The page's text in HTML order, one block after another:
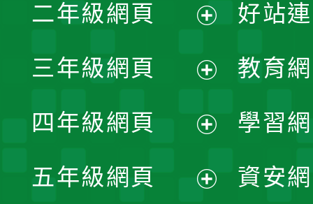
開
選
單
二年級網頁
開
選
單
三年級網頁
開
選
四年級網頁
開
五年級網頁
好站
教育
學習
資安